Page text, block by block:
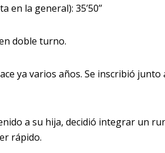
la general): 35’50’’
doble turno.
ya varios años. Se inscribió junto
a su hija, decidió integrar un
rápido.